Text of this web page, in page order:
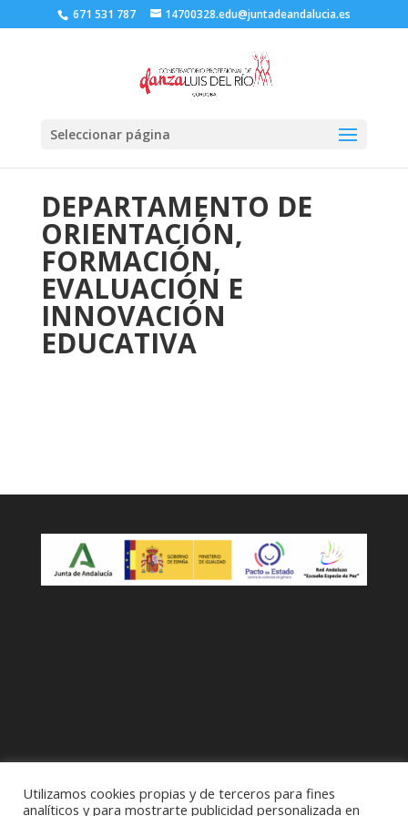
671 531 787 14700328.edu@juntadeandalucia.es
Seleccionar página
DEPARTAMENTO DE
ORIENTACIÓN,
FORMACIÓN,
EVALUACIÓN E
INNOVACIÓN
EDUCATIVA
Utilizamos cookies propias y de terceros para fines
analíticos y para mostrarte publicidad personalizada en